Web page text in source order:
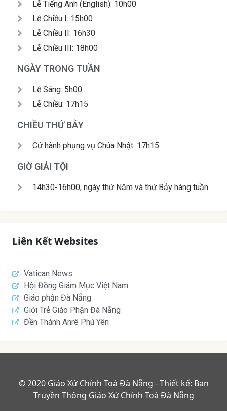
Lễ Tiếng Anh (English): 10h00
Lễ Chiều I: 15h00
Lễ Chiều II: 16h30
Lễ Chiều III: 18h00
NGÀY TRONG TUẦN
Lễ Sáng: 5h00
Lễ Chiều: 17h15
CHIỀU THỨ BẢY
Cử hành phụng vụ Chúa Nhật: 17h15
GIỜ GIẢI TỘI
14h30-16h00, ngày thứ Năm và thứ Bảy hàng tuần.
Liên Kết Websites
Vatican News
Hội Đồng Giám Mục Việt Nam
Giáo phận Đà Nẵng
Giới Trẻ Giáo Phận Đà Nẵng
Đền Thánh Anrê Phú Yên
© 2020 Giáo Xứ Chính Toà Đà Nẵng - Thiết kế: Ban
Truyền Thông Giáo Xứ Chính Toà Đà Nẵng